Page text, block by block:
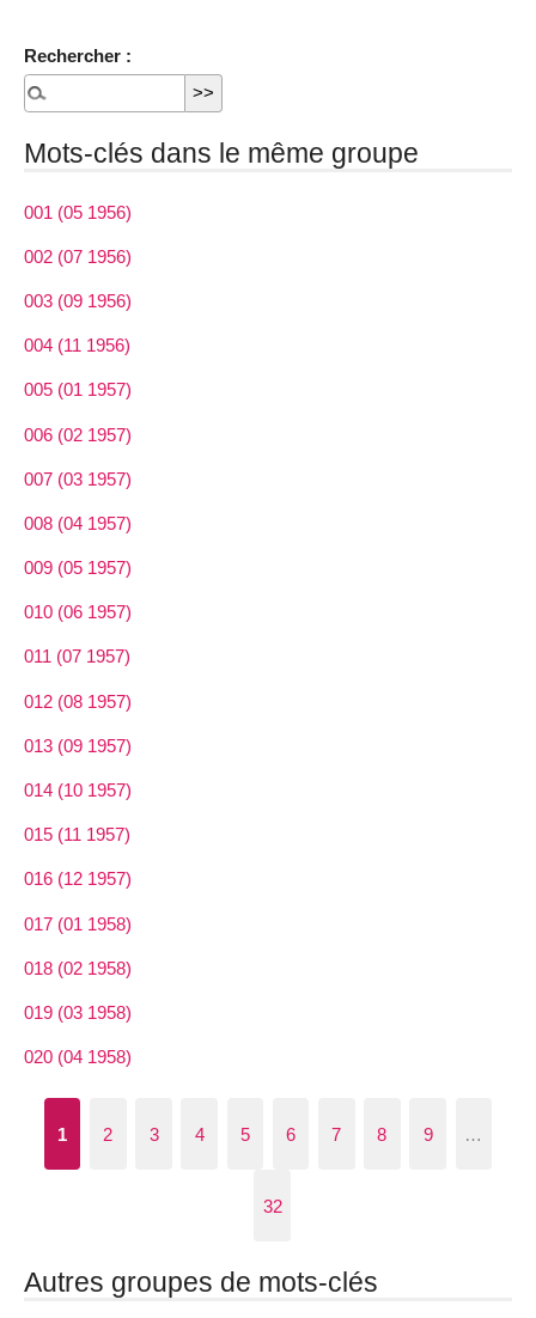
Rechercher :
Mots-clés dans le même groupe
001 (05 1956)
002 (07 1956)
003 (09 1956)
004 (11 1956)
005 (01 1957)
006 (02 1957)
007 (03 1957)
008 (04 1957)
009 (05 1957)
010 (06 1957)
011 (07 1957)
012 (08 1957)
013 (09 1957)
014 (10 1957)
015 (11 1957)
016 (12 1957)
017 (01 1958)
018 (02 1958)
019 (03 1958)
020 (04 1958)
1 2 3 4 5 6 7 8 9 …
32
Autres groupes de mots-clés